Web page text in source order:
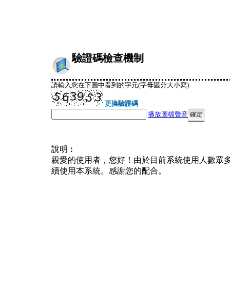
驗證碼檢查機制
請輸入您在下圖中看到的字元(字母區分大小寫)
更換驗證碼
播放圖檔聲音
說明︰
親愛的使用者，您好！由於目前系統使用人數眾
續使用本系統。感謝您的配合。